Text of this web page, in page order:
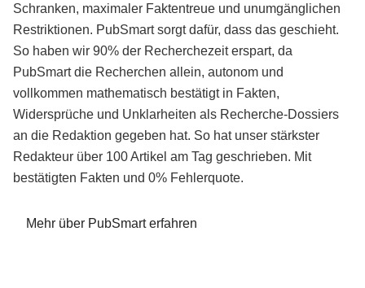
Schranken, maximaler Faktentreue und unumgänglichen
Restriktionen. PubSmart sorgt dafür, dass das geschieht.
So haben wir 90% der Recherchezeit erspart, da
PubSmart die Recherchen allein, autonom und
vollkommen mathematisch bestätigt in Fakten,
Widersprüche und Unklarheiten als Recherche-Dossiers
an die Redaktion gegeben hat. So hat unser stärkster
Redakteur über 100 Artikel am Tag geschrieben. Mit
bestätigten Fakten und 0% Fehlerquote.
Mehr über PubSmart erfahren